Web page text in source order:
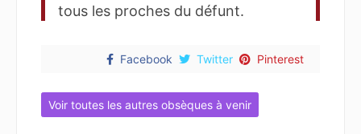
tous les proches du défunt.
Facebook Twitter Pinterest
Voir toutes les autres obsèques à venir